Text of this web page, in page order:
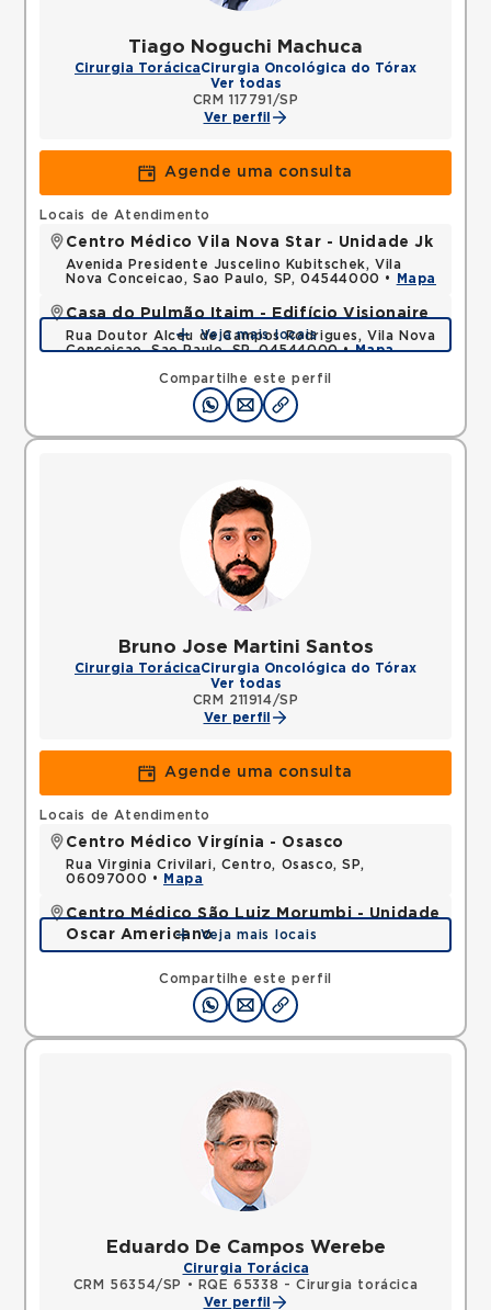
Tiago Noguchi Machuca
Cirurgia TorácicaCirurgia Oncológica do Tórax
Ver todas
CRM 117791/SP
Ver perfil
Agende uma consulta
Compartilhe este perfil
Locais de Atendimento
Centro Médico Vila Nova Star - Unidade Jk
Avenida Presidente Juscelino Kubitschek, Vila
Nova Conceicao, Sao Paulo, SP, 04544000 •
Mapa
Casa do Pulmão Itaim - Edifício Visionaire
Rua Doutor Alceu de Campos Rodrigues, Vila Nova
Conceicao, Sao Paulo, SP, 04544000 •Mapa
Veja mais locais
Bruno Jose Martini Santos
Cirurgia TorácicaCirurgia Oncológica do Tórax
Ver todas
CRM 211914/SP
Ver perfil
Agende uma consulta
Compartilhe este perfil
Locais de Atendimento
Centro Médico Virgínia - Osasco
Rua Virginia Crivilari, Centro, Osasco, SP,
06097000 •
Mapa
Centro Médico São Luiz Morumbi - Unidade
Oscar Americano
Rua Engenheiro Oscar Americano, Morumbi, Sao
Paulo, SP, 05673050 •
Mapa
Veja mais locais
Eduardo De Campos Werebe
Cirurgia Torácica
CRM 56354/SP
•
RQE 65338 - Cirurgia torácica
Ver perfil